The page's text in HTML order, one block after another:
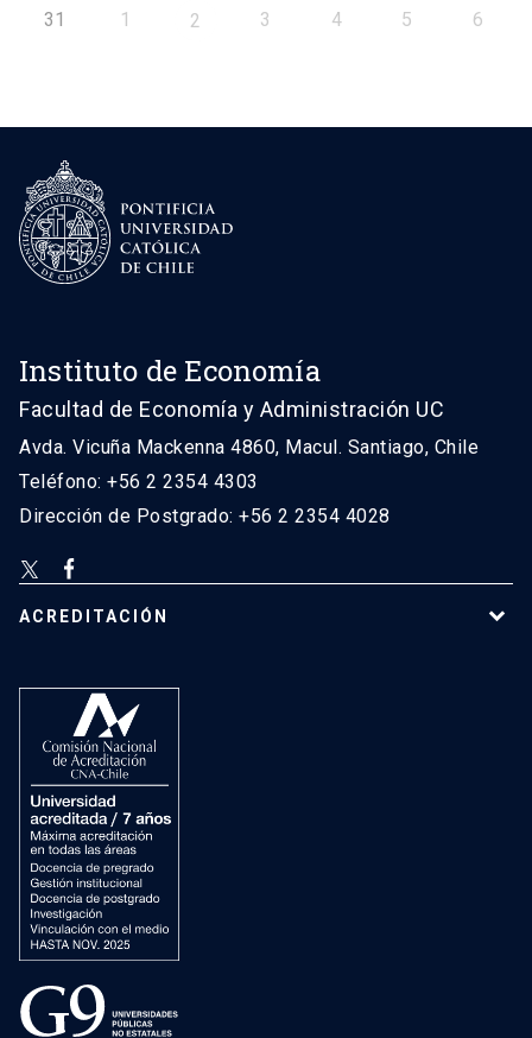
31 1 2 3 4 5 6
Instituto de Economía
Facultad de Economía y Administración UC
Avda. Vicuña Mackenna 4860, Macul. Santiago, Chile
Teléfono: +56 2 2354 4303
Dirección de Postgrado: +56 2 2354 4028
ACREDITACIÓN